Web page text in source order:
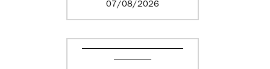
07/08/2026